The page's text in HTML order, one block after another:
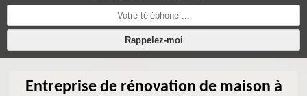
Entreprise de rénovation de maison à